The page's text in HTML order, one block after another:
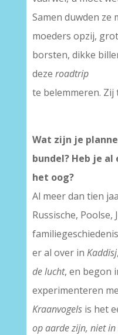
Samen duwden ze
moeders opzij,
borsten, dikke
deze roadtrip
te belemmeren.
Wat zijn je
bundel? Heb je
het oog?
Al meer dan tien
Russische, Poolse,
er al over in Kaddisj
de lucht, en begon
experimenteren
Kraanvogelsis het
op aarde zijn, niet